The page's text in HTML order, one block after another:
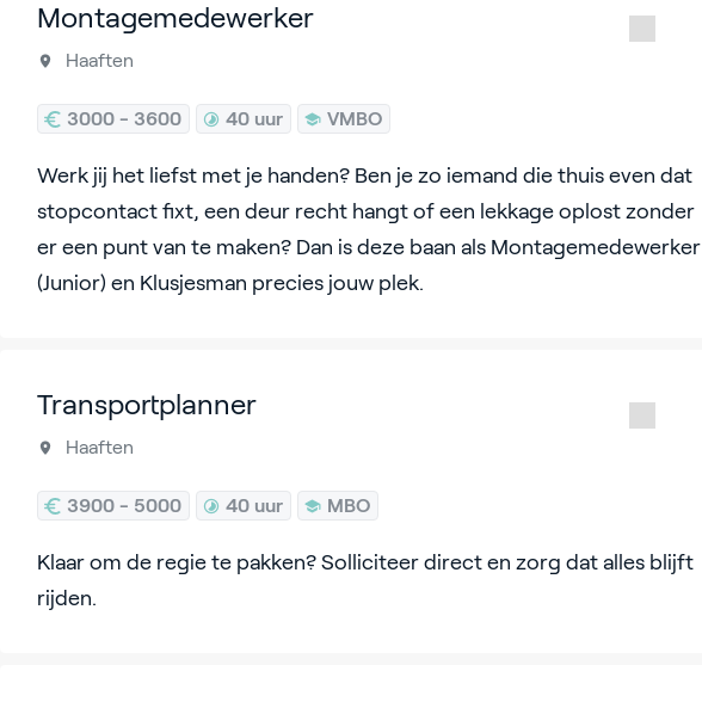
Montagemedewerker
Haaften
3000 - 3600 40 uur VMBO
Werk jij het liefst met je handen? Ben je zo iemand die thuis even dat
stopcontact fixt, een deur recht hangt of een lekkage oplost zonder
er een punt van te maken? Dan is deze baan als Montagemedewerker
(Junior) en Klusjesman precies jouw plek.
Transportplanner
Haaften
3900 - 5000 40 uur MBO
Klaar om de regie te pakken? Solliciteer direct en zorg dat alles blijft
rijden.